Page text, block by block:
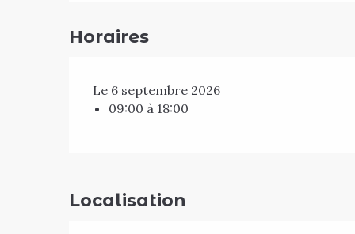
Horaires
Le 6 septembre 2026
09:00 à 18:00
Localisation